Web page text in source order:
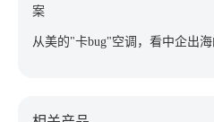
案
从美的"卡bug"空调，看中企出